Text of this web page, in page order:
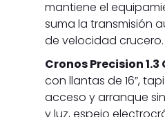
mantiene el
suma la transmisión
de velocidad crucero.
Cronos Precision 1.3
con llantas de 16”,
acceso y arranque